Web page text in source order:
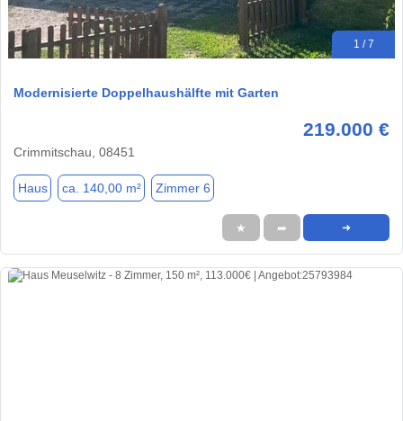
1 / 7
Modernisierte Doppelhaushälfte mit Garten
219.000 €
Crimmitschau, 08451
Haus ca. 140,00 m² Zimmer 6
★ ➦ ➜